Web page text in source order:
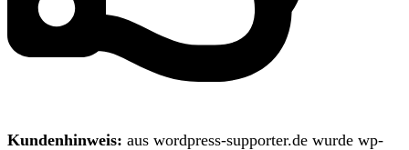
Kundenhinweis: aus wordpress-supporter.de wurde wp-